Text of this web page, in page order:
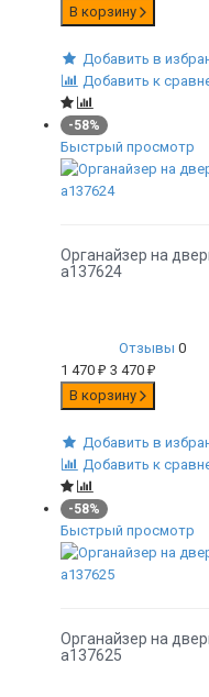
В корзину
Добавить в
Добавить к
-58%
Быстрый просмотр
Органайзер на
а137624
Отзывы 0
1 470 ₽ 3 470 ₽
В корзину
Добавить в
Добавить к
-58%
Быстрый просмотр
Органайзер на
а137625